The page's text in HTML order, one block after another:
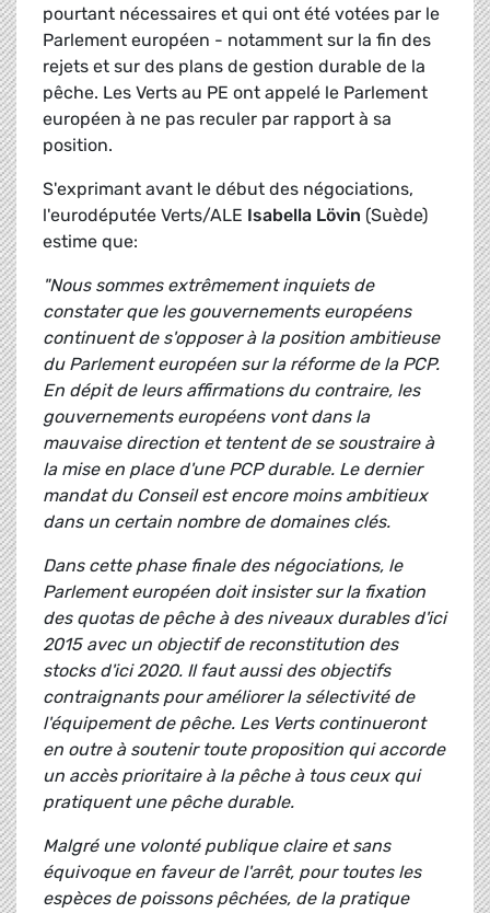
pourtant nécessaires et qui ont été votées par le
Parlement européen - notamment sur la fin des
rejets et sur des plans de gestion durable de la
pêche. Les Verts au PE ont appelé le Parlement
européen à ne pas reculer par rapport à sa
position.
S'exprimant avant le début des négociations,
l'eurodéputée Verts/ALE Isabella Lövin (Suède)
estime que:
"Nous sommes extrêmement inquiets de
constater que les gouvernements européens
continuent de s'opposer à la position ambitieuse
du Parlement européen sur la réforme de la PCP.
En dépit de leurs affirmations du contraire, les
gouvernements européens vont dans la
mauvaise direction et tentent de se soustraire à
la mise en place d'une PCP durable. Le dernier
mandat du Conseil est encore moins ambitieux
dans un certain nombre de domaines clés.
Dans cette phase finale des négociations, le
Parlement européen doit insister sur la fixation
des quotas de pêche à des niveaux durables d'ici
2015 avec un objectif de reconstitution des
stocks d'ici 2020. Il faut aussi des objectifs
contraignants pour améliorer la sélectivité de
l'équipement de pêche. Les Verts continueront
en outre à soutenir toute proposition qui accorde
un accès prioritaire à la pêche à tous ceux qui
pratiquent une pêche durable.
Malgré une volonté publique claire et sans
équivoque en faveur de l'arrêt, pour toutes les
espèces de poissons pêchées, de la pratique